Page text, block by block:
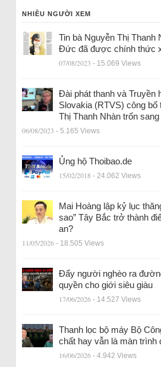
NHIỀU NGƯỜI XEM
Tin bà Nguyễn Thị Thanh
Đức đã được chính thức
07/08/2023 - 15.069 Views
Đài phát thanh và Truyền
Slovakia (RTVS) công bố
Thị Thanh Nhàn trốn
06/08/2023 - 5.165 Views
Ủng hộ Thoibao.de
15/02/2018 - 24.062 Views
Mai Hoàng lập kỷ lục
sao” Tây Bắc trở thành
an?
11/05/2026 - 18.505 Views
Đẩy người nghèo ra
quyền cho giới siêu giàu
17/06/2026 - 14.527 Views
Thanh lọc bộ máy Bộ
chất hay vẫn là màn trình
16/06/2026 - 4.942 Views